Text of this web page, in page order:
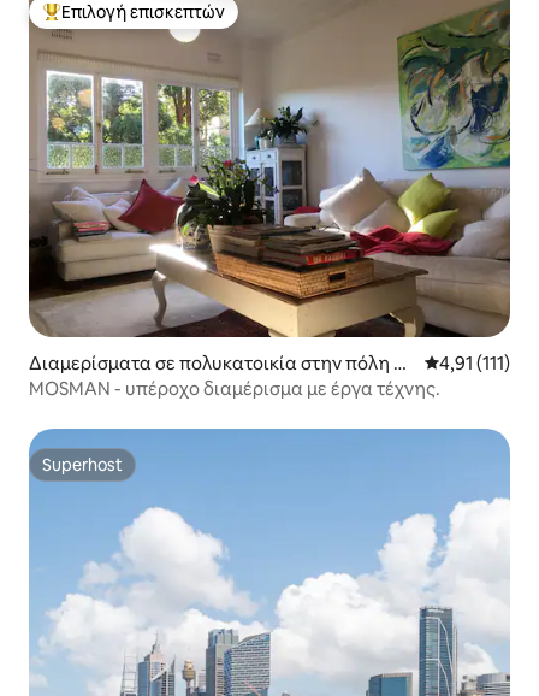
Κορυφαία επιλογή επισκεπτών
Επιλογή επισκεπτών
Διαμερίσματα σε πολυκατοικία στην πόλη M
osman
Μέση
4,91 (111)
MOSMAN - υπέροχο διαμέρισμα με έργα τέχνης.
Superhost
Superhost